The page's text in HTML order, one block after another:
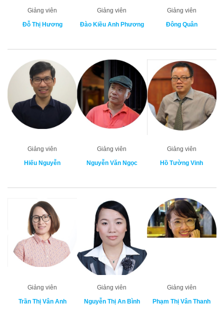
Giảng viên
Đỗ Thị Hương
Giảng viên
Đào Kiều Anh Phương
Giảng viên
Đông Quân
Giảng viên
Hiếu Nguyễn
Giảng viên
Nguyễn Văn Ngọc
Giảng viên
Hồ Tường Vinh
Giảng viên
Trần Thị Vân Anh
Giảng viên
Nguyễn Thị An Bình
Giảng viên
Phạm Thị Vân Thanh